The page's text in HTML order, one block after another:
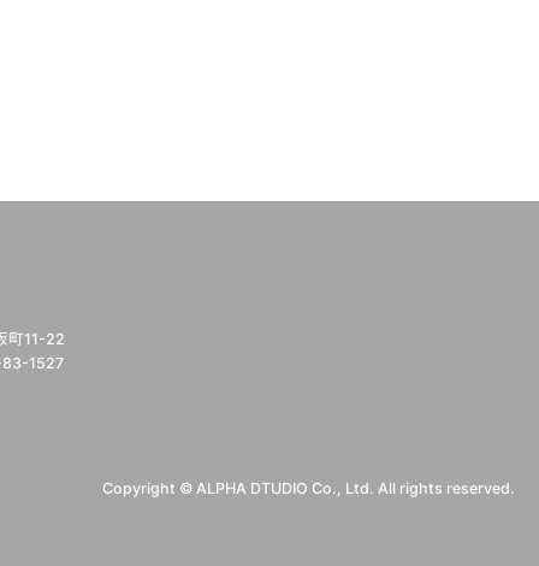
町11-22
83-1527
Copyright © ALPHA DTUDIO Co., Ltd. All rights reserved.